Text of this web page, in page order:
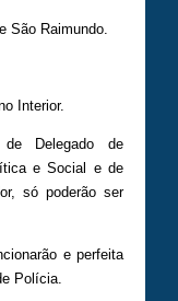
São Raimundo.
Interior.
Delegado de
e Social e de
só poderão ser
e perfeita
Polícia.